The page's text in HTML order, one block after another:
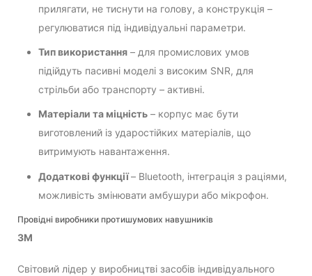
прилягати, не тиснути на голову, а конструкція –
регулюватися під індивідуальні параметри.
Тип використання – для промислових умов
підійдуть пасивні моделі з високим SNR, для
стрільби або транспорту – активні.
Матеріали та міцність – корпус має бути
виготовлений із ударостійких матеріалів, що
витримують навантаження.
Додаткові функції– Bluetooth, інтеграція з раціями,
можливість змінювати амбушури або мікрофон.
Провідні виробники протишумових навушників
3M
Світовий лідер у виробництві засобів індивідуального